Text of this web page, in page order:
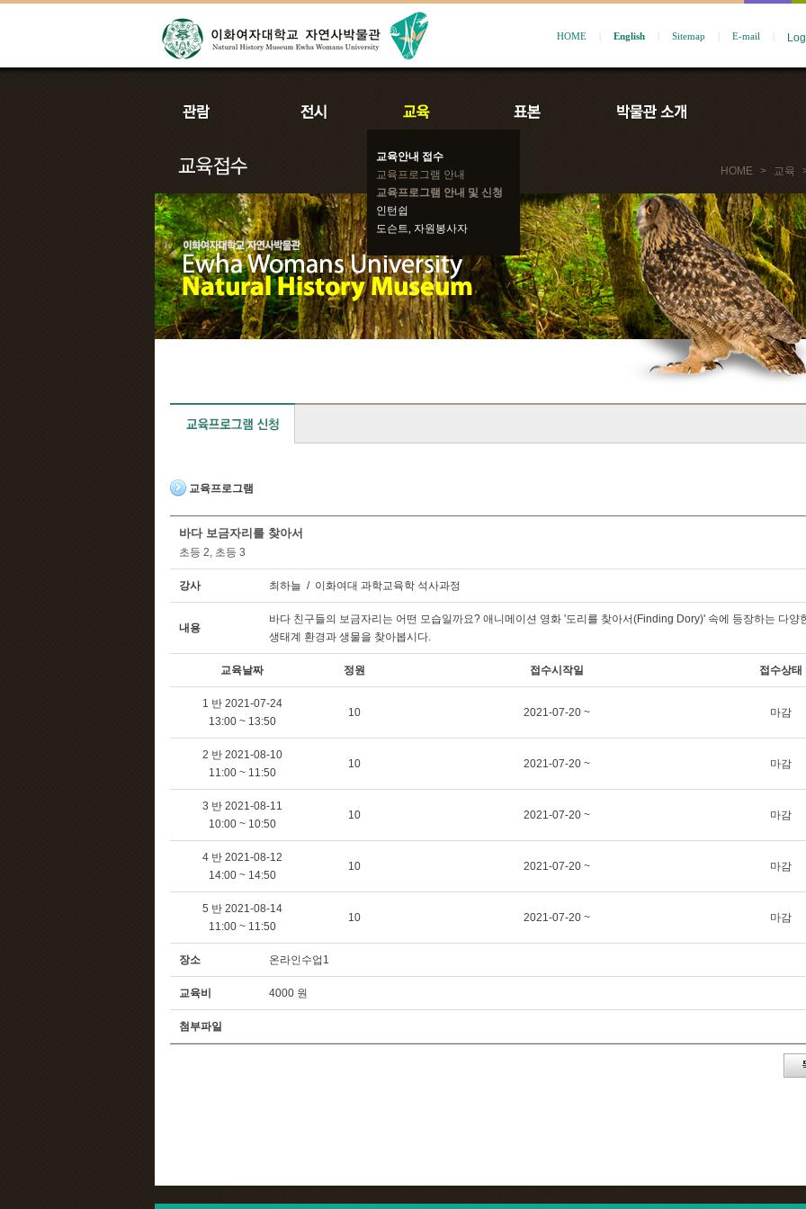
HOME English Sitemap E-mail
교육안내 접수
교육프로그램 안내
교육프로그램 안내 및 신청
인턴쉽
도슨트, 자원봉사자
HOME > 교육
교육프로그램
바다 보금자리를 찾아서
초등 2, 초등 3
강사 최하늘 / 이화여대 과학교육학 석사과정
내용
바다 친구들의 보금자리는 어떤 모습일까요? 애니메이션 영화 '도리를 찾아서(Finding Dory)' 속에 등장하는 다양
생태계 환경과 생물을 찾아봅시다.
교육날짜 정원 접수시작일 접수상태
1 반 2021-07-24
13:00 ~ 13:50
10 2021-07-20 ~ 마감
2 반 2021-08-10
11:00 ~ 11:50
10 2021-07-20 ~ 마감
3 반 2021-08-11
10:00 ~ 10:50
10 2021-07-20 ~ 마감
4 반 2021-08-12
14:00 ~ 14:50
10 2021-07-20 ~ 마감
5 반 2021-08-14
11:00 ~ 11:50
10 2021-07-20 ~ 마감
장소 온라인수업1
교육비 4000 원
첨부파일